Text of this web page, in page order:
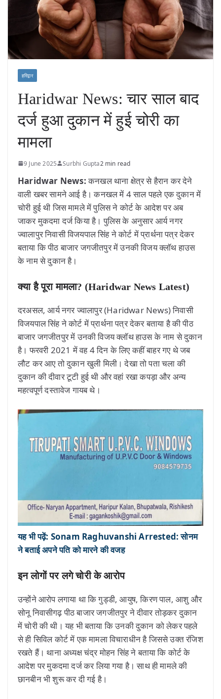
हरिद्वार
Haridwar News: चार साल बाद
दर्ज हुआ दुकान में हुई चोरी का
मामला
9 June 2025 Surbhi Gupta2 min read
Haridwar News:कनखल थाना क्षेत्र से हैरान कर देने
वाली खबर सामने आई है। कनखल में 4 साल पहले एक दुकान में
चोरी हुई थी जिस मामले में पुलिस ने कोर्ट के आदेश पर अब
जाकर मुकदमा दर्ज किया है। पुलिस के अनुसार आर्य नगर
ज्वालापुर निवासी विजयपाल सिंह ने कोर्ट में प्रार्थना पत्र देकर
बताया कि पीठ बाजार जगजीतपुर में उनकी विजय क्लॉथ हाउस
के नाम से दुकान है।
क्या है पूरा मामला? (Haridwar News Latest)
दरअसल, आर्य नगर ज्वालापुर (Haridwar News) निवासी
विजयपाल सिंह ने कोर्ट में प्रार्थना पत्र देकर बताया है की पीठ
बाजार जगजीतपुर में उनकी विजय क्लॉथ हाउस के नाम से दुकान
है। फरवरी 2021 में वह 4 दिन के लिए कहीं बाहर गए थे जब
लौट कर आए तो दुकान खुली मिली। देखा तो पता चला की
दुकान की दीवार टूटी हुई थी और वहां रखा कपड़ा और अन्य
महत्वपूर्ण दस्तावेज गायब थे।
यह भी पढ़ें: Sonam Raghuvanshi Arrested: सोनम
ने बताई अपने पति को मारने की वजह
इन लोगों पर लगे चोरी के आरोप
उन्होंने आरोप लगाया था कि गुड्डी, आयुष, किरण पाल, आशु और
सोनू निवासीगढ़ पीठ बाजार जगजीतपुर ने दीवार तोड़कर दुकान
में चोरी की थी। यह भी बताया कि उनकी दुकान को लेकर पहले
से ही सिविल कोर्ट में एक मामला विचाराधीन है जिससे उक्त रंजिश
रखते हैं। थाना अध्यक्ष चंद्र मोहन सिंह ने बताया कि कोर्ट के
आदेश पर मुकदमा दर्ज कर लिया गया है। साथ ही मामले की
छानबीन भी शुरू कर दी गई है।